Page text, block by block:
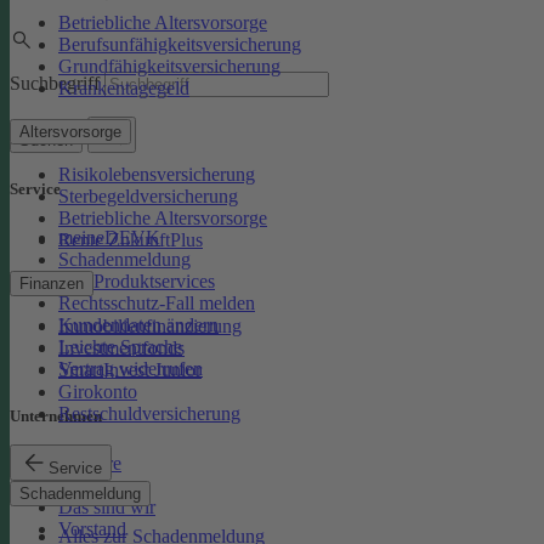
Betriebliche Altersvorsorge
Berufsunfähigkeitsversicherung
Grundfähigkeitsversicherung
Krankentagegeld
Altersvorsorge
Risikolebensversicherung
Sterbegeldversicherung
Betriebliche Altersvorsorge
Rente ZukunftPlus
Finanzen
Immobilienfinanzierung
Investmentfonds
SmartInvest Junior
Girokonto
Restschuldversicherung
Service
Schadenmeldung
Alles zur Schadenmeldung
Suchbegriff
Suchen
Service
meineDEVK
Schadenmeldung
Kfz-Produktservices
Rechtsschutz-Fall melden
Kundendaten ändern
Leichte Sprache
Vertrag widerrufen
Unternehmen
Karriere
Presse
Das sind wir
Vorstand